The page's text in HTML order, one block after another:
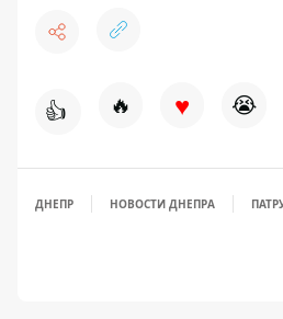
👍 🔥 ♥ 😭
ДНЕПР НОВОСТИ ДНЕПРА